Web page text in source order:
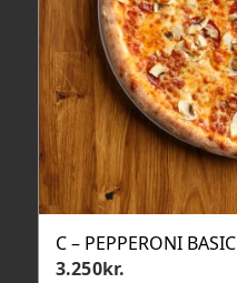
C – PEPPERONI BASIC
3.250kr.